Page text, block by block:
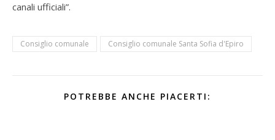
canali ufficiali”.
Consiglio comunale Consiglio comunale Santa Sofia d'Epiro
POTREBBE ANCHE PIACERTI: